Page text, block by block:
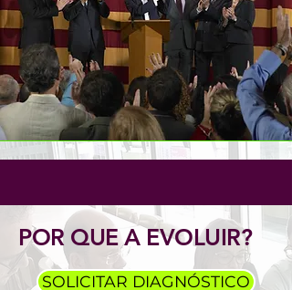
POR QUE A EVOLUIR?
SOLICITAR DIAGNÓSTICO